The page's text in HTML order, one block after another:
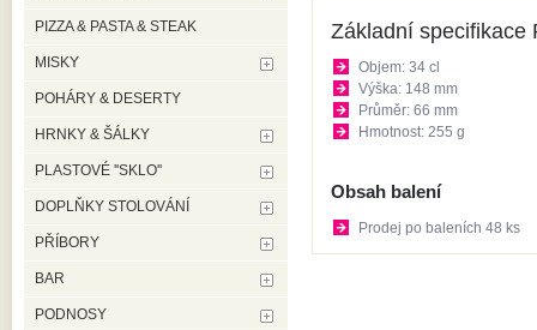
Základní specifikace
Objem: 34 cl
Výška: 148 mm
Průměr: 66 mm
Hmotnost: 255 g
Obsah balení
Prodej po baleních 48 ks
PIZZA & PASTA & STEAK
MISKY
POHÁRY & DESERTY
HRNKY & ŠÁLKY
PLASTOVÉ ''SKLO''
DOPLŇKY STOLOVÁNÍ
PŘÍBORY
BAR
PODNOSY